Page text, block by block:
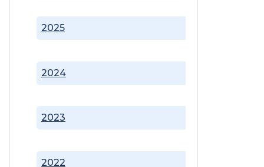
2022
2023
2024
2025